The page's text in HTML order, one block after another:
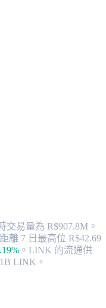
交易量為 R$907.8M。
離 7 日最高位 R$42.69
。 LINK 的流通供
LINK。